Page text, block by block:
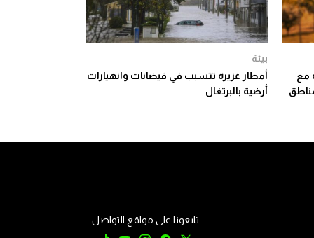
مع
بيئة
أمطار غزيرة تتسبب في فيضانات وانهيارات
أرضية بالبرتغال
تابعونا على مواقع التواصل